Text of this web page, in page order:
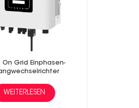
On Grid Einphasen-
WEITERLESEN